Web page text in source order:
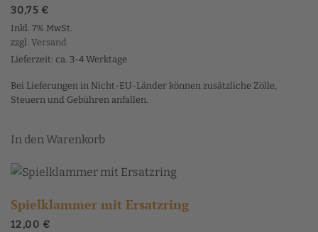
30,75 €
Inkl. 7% MwSt.
zzgl. Versand
Lieferzeit: ca. 3-4 Werktage
Bei Lieferungen in Nicht-EU-Länder können zusätzliche Zölle,
Steuern und Gebühren anfallen.
In den Warenkorb
Spielklammer mit Ersatzring
12,00 €